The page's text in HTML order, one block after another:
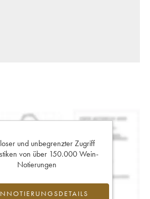
und unbegrenzter Zugriff
von über 150.000 Wein-
Notierungen